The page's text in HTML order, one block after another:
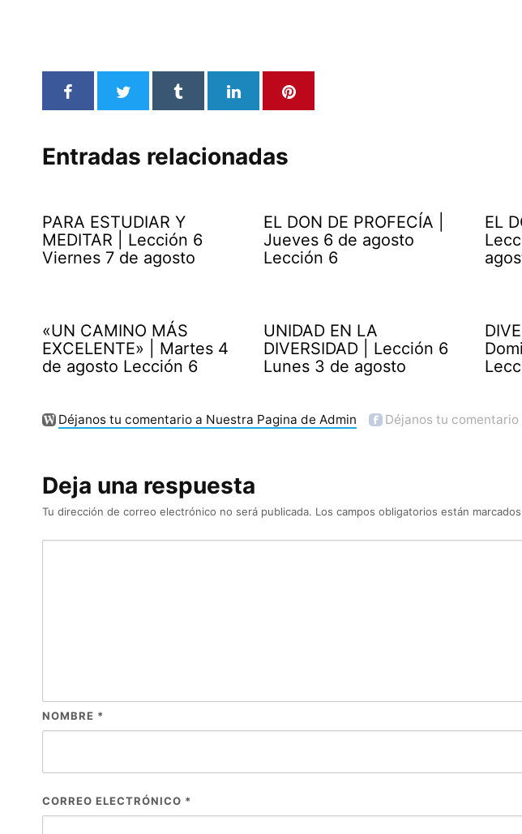
Entradas relacionadas
PARA ESTUDIAR Y
MEDITAR | Lección 6
Viernes 7 de agosto
EL DON DE PROFECÍA |
Jueves 6 de agosto
Lección 6
EL
«UN CAMINO MÁS
EXCELENTE» | Martes 4
de agosto Lección 6
UNIDAD EN LA
DIVERSIDAD | Lección 6
Lunes 3 de agosto
Déjanos tu comentario a Nuestra Pagina de Admin Déjanos tu comentario
Deja una respuesta
Tu dirección de correo electrónico no será publicada. Los campos obligatorios están
NOMBRE *
CORREO ELECTRÓNICO *